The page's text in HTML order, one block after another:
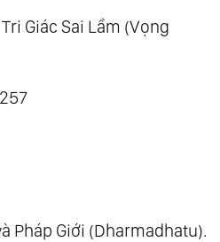
Giác Sai Lầm (Vọng
Pháp Giới (Dharmadhatu).